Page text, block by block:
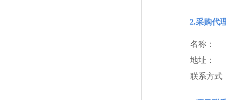
2.采购代
名称：
地址：
联系方式